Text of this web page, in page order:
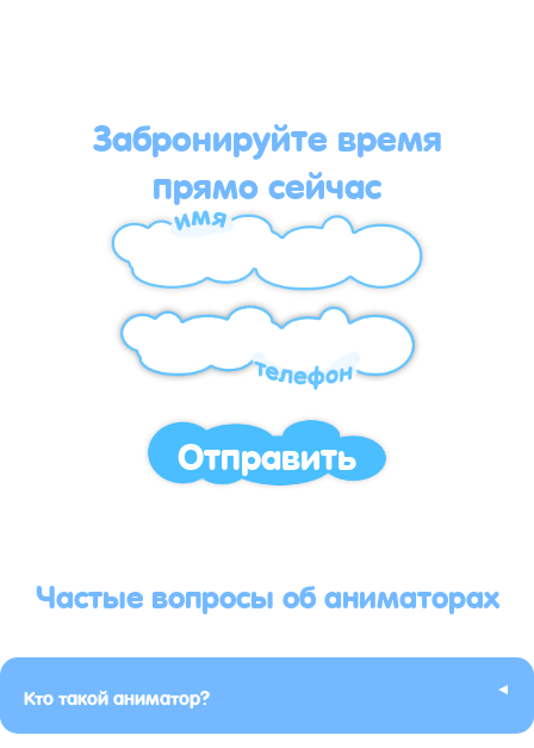
Забронируйте время
прямо сейчас
Отправить
Частые вопросы об аниматорах
Кто такой аниматор? ▸